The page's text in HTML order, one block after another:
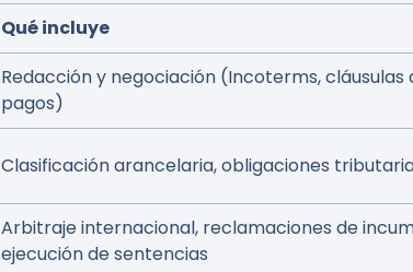
Qué incluye
Redacción y negociación (Incoterms, cláusulas
pagos)
Clasificación arancelaria, obligaciones
Arbitraje internacional, reclamaciones de
ejecución de sentencias